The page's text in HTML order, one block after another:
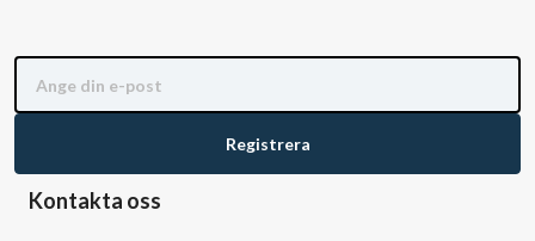
Registrera
Kontakta oss